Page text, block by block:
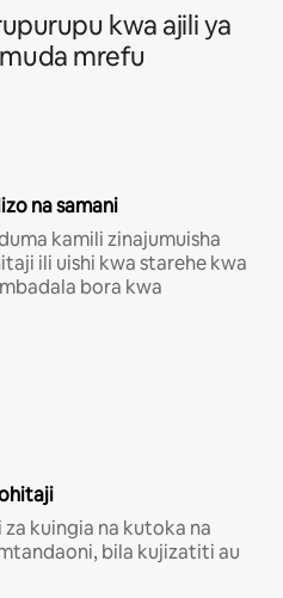
kwa ajili ya
mrefu
na samani
kamili zinajumuisha
ili uishi kwa starehe kwa
bora kwa
kuingia na kutoka na
bila kujizatiti au